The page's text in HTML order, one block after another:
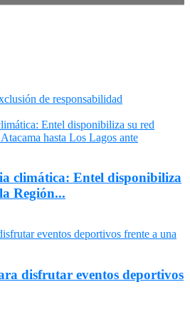
de responsabilidad
climática: Entel disponibiliza
Región...
disfrutar eventos deportivos